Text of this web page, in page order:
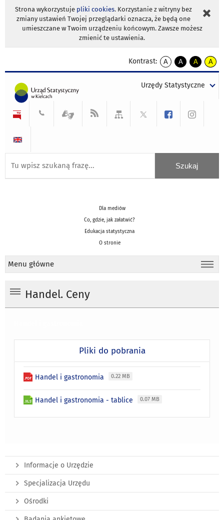
Strona wykorzystuje pliki cookies. Korzystanie z witryny bez
zmiany ustawień Twojej przeglądarki oznacza, że będą one
umieszczane w Twoim urządzeniu końcowym. Zawsze możesz
zmienić te ustawienia.
Kontrast:
A
kontrast
A
kontrast
tekst
czarnym
A
kontrast
tekst
czarnym
A
tekst
żółtym
Urzędy Statystyczne
Dla mediów
Co, gdzie, jak załatwić?
Edukacja statystyczna
O stronie
Menu główne
Handel. Ceny
Pliki do pobrania
Handel i gastronomia 0.22 MB
Handel i gastronomia - tablice 0.07 MB
Informacje o Urzędzie
Specjalizacja Urzędu
Ośrodki